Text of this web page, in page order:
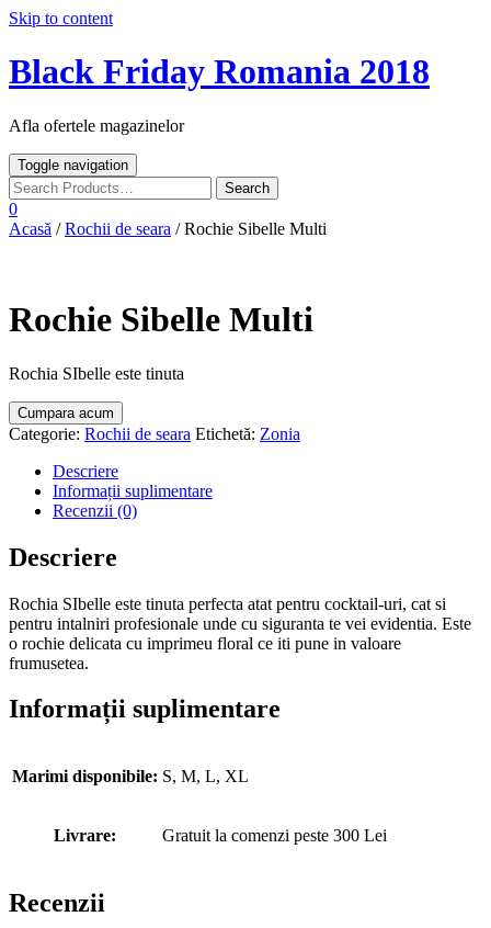
Skip to content
Black Friday Romania 2018
Afla ofertele magazinelor
Toggle navigation
0
Acasă /Rochii de seara / Rochie Sibelle Multi
Rochie Sibelle Multi
Rochia SIbelle este tinuta
Cumpara acum
Categorie: Rochii de seara Etichetă: Zonia
Descriere
Informații suplimentare
Recenzii (0)
Descriere
Rochia SIbelle este tinuta perfecta atat pentru cocktail-uri, cat si
pentru intalniri profesionale unde cu siguranta te vei evidentia. Este
o rochie delicata cu imprimeu floral ce iti pune in valoare
frumusetea.
Informații suplimentare
Marimi disponibile: S, M, L, XL
Livrare: Gratuit la comenzi peste 300 Lei
Recenzii